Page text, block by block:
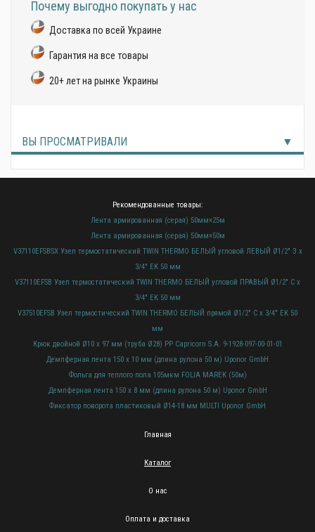
Почему выгодно покупать у нас
Доставка по всей Украине
Гарантия на все товары
20+ лет на рынке Украины
ВЫ ПРОСМАТРИВАЛИ
Рекомендованные товары:
Лента армированная (серая) 50мм×25м
Лента армированная (серая) 50мм×50м
V37110EFSBSX Узел термостатический TWIN THERMO БЕЛЫЙ угловой ЛЕВЫЙ Ø1/2" З x
3/4" EK 50 мм
V37110EFSB Узел термостатический TWIN THERMO БЕЛЫЙ угловой ПРАВЫЙ Ø1/2" С x
3/4" EK 50 мм
V37510EFSB Узел термостический TWIN THERMO БЕЛЫЙ прямой Ø1/2" С x 3/4" EK 50
мм
Крюк двойной Ø10 х 97 мм (труба Ø28) PP Capricorn S.A. 9-1928-097-00-01-01
Демпферная лента 150 x 10 мм (длина рулона 50 м) Uponor GmbH
Фольга для теплого пола 105мкм FOLIA MAREK (50м)
Демпферная лента 150 x 8 мм (длина рулона 50 м) Uponor GmbH
Фиксатор поворота пластиковый Ø14-18 мм MULTI Uponor GmbH
Главная
Каталог
О нас
Оплата и доставка